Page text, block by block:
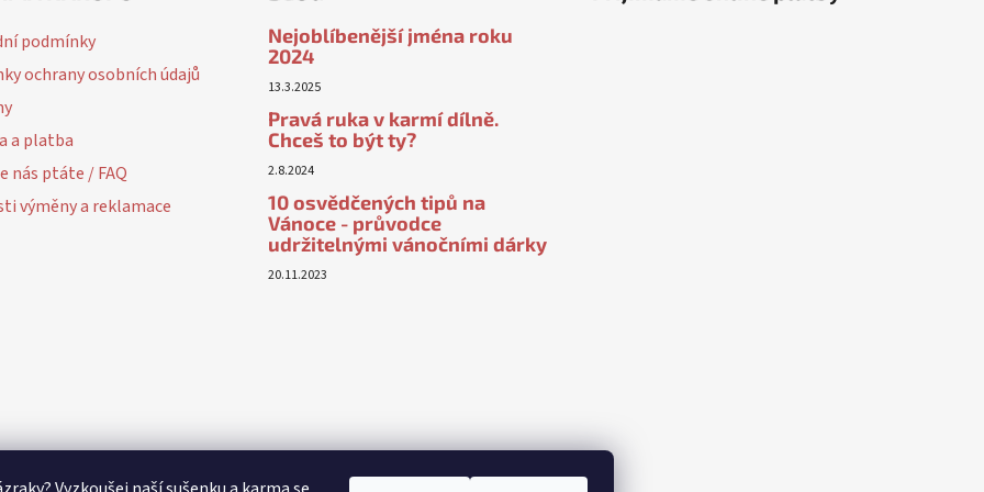
podmínky
ochrany osobních údajů
a platba
nás ptáte / FAQ
výměny a reklamace
Nejoblíbenější jména roku
2024
13.3.2025
Pravá ruka v karmí dílně.
Chceš to být ty?
2.8.2024
10 osvědčených tipů na
Vánoce - průvodce
udržitelnými vánočními dárky
20.11.2023